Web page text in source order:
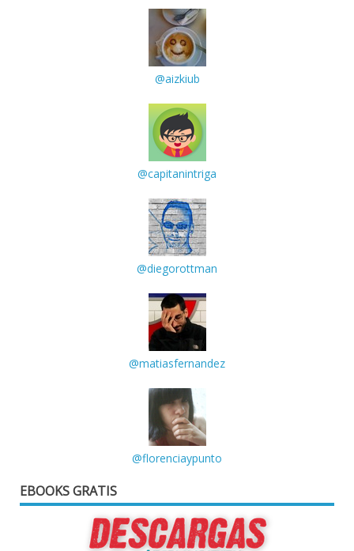
@aizkiub
@capitanintriga
@diegorottman
@matiasfernandez
@florenciaypunto
EBOOKS GRATIS